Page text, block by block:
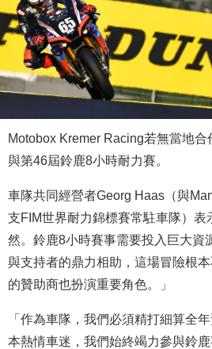
Motobox Kremer Racing若無當地
與第46屆鈴鹿8小時耐力賽。
車隊共同經營者Georg Haas（與
支FIM世界耐力錦標賽常駐車隊）表
然。鈴鹿8小時賽事需要投入巨大資
與支持者的鼎力相助，這場冒險根
的贊助商也扮演重要角色。」
「作為車隊，我們必須精打細算全
本熱情車迷，我們始終竭力參與鈴